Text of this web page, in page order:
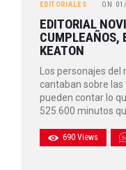
EDITORIALES ON
EDITORIAL
CUMPLEAÑOS,
KEATON
Los personajes del
cantaban sobre
pueden contar lo
525.600 minutos
690 Views